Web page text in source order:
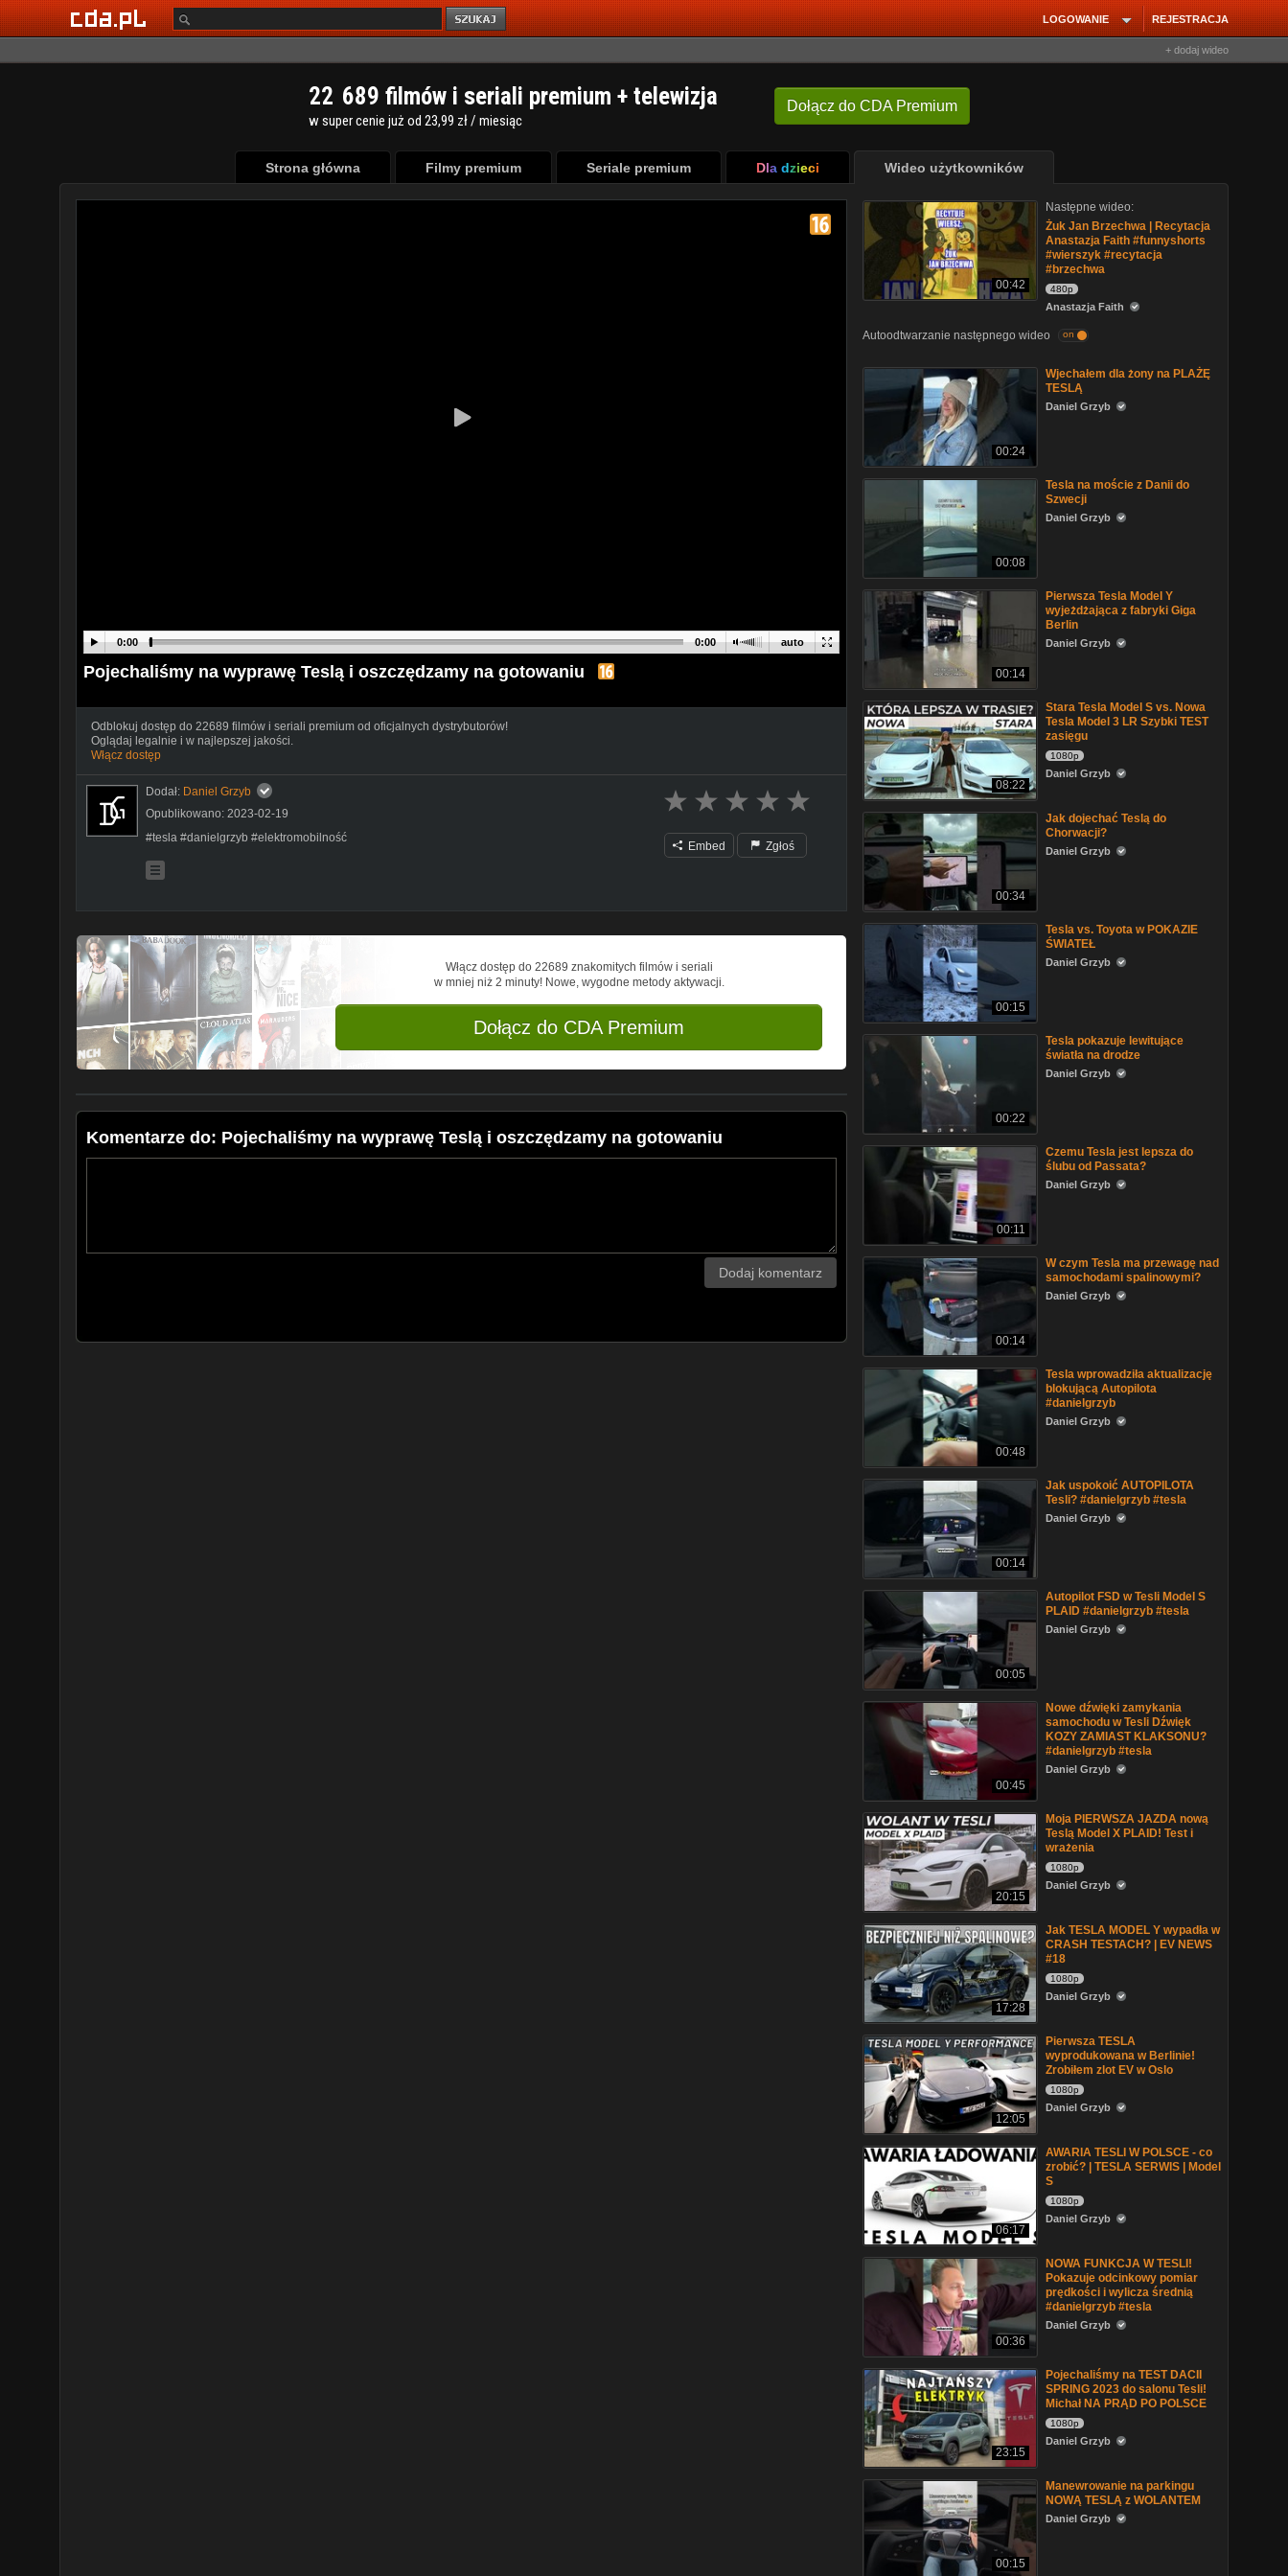
REJESTRACJA
LOGOWANIE
+ dodaj wideo
Dołącz do CDA Premium
22 689 filmów i seriali premium + telewizja
w super cenie już od 23,99 zł / miesiąc
Strona główna Filmy premium Seriale premium Dla dzieci Wideo użytkowników
auto
0:00 0:00
Pojechaliśmy na wyprawę Teslą i oszczędzamy na gotowaniu
Odblokuj dostęp do 22689 filmów i seriali premium od oficjalnych dystrybutorów!
Oglądaj legalnie i w najlepszej jakości.
Włącz dostęp
Dodał: Daniel Grzyb
Opublikowano: 2023-02-19
#tesla #danielgrzyb #elektromobilność
Embed Zgłoś
Włącz dostęp do 22689 znakomitych filmów i seriali
w mniej niż 2 minuty! Nowe, wygodne metody aktywacji.
Dołącz do CDA Premium
Komentarze do: Pojechaliśmy na wyprawę Teslą i oszczędzamy na gotowaniu
Dodaj komentarz
00:42
Następne wideo:
Żuk Jan Brzechwa | Recytacja
Anastazja Faith #funnyshorts
#wierszyk #recytacja
#brzechwa
480p
Anastazja Faith
Autoodtwarzanie następnego wideo on
00:24
Wjechałem dla żony na PLAŻĘ
TESLĄ
Daniel Grzyb
00:08
Tesla na moście z Danii do
Szwecji
Daniel Grzyb
00:14
Pierwsza Tesla Model Y
wyjeżdżająca z fabryki Giga
Berlin
Daniel Grzyb
08:22
Stara Tesla Model S vs. Nowa
Tesla Model 3 LR Szybki TEST
zasięgu
1080p
Daniel Grzyb
00:34
Jak dojechać Teslą do
Chorwacji?
Daniel Grzyb
00:15
Tesla vs. Toyota w POKAZIE
ŚWIATEŁ
Daniel Grzyb
00:22
Tesla pokazuje lewitujące
światła na drodze
Daniel Grzyb
00:11
Czemu Tesla jest lepsza do
ślubu od Passata?
Daniel Grzyb
00:14
W czym Tesla ma przewagę nad
samochodami spalinowymi?
Daniel Grzyb
00:48
Tesla wprowadziła aktualizację
blokującą Autopilota
#danielgrzyb
Daniel Grzyb
00:14
Jak uspokoić AUTOPILOTA
Tesli? #danielgrzyb #tesla
Daniel Grzyb
00:05
Autopilot FSD w Tesli Model S
PLAID #danielgrzyb #tesla
Daniel Grzyb
00:45
Nowe dźwięki zamykania
samochodu w Tesli Dźwięk
KOZY ZAMIAST KLAKSONU?
#danielgrzyb #tesla
Daniel Grzyb
20:15
Moja PIERWSZA JAZDA nową
Teslą Model X PLAID! Test i
wrażenia
1080p
Daniel Grzyb
17:28
Jak TESLA MODEL Y wypadła w
CRASH TESTACH? | EV NEWS
#18
1080p
Daniel Grzyb
12:05
Pierwsza TESLA
wyprodukowana w Berlinie!
Zrobiłem zlot EV w Oslo
1080p
Daniel Grzyb
06:17
AWARIA TESLI W POLSCE - co
zrobić? | TESLA SERWIS | Model
S
1080p
Daniel Grzyb
00:36
NOWA FUNKCJA W TESLI!
Pokazuje odcinkowy pomiar
prędkości i wylicza średnią
#danielgrzyb #tesla
Daniel Grzyb
23:15
Pojechaliśmy na TEST DACII
SPRING 2023 do salonu Tesli!
Michał NA PRĄD PO POLSCE
1080p
Daniel Grzyb
00:15
Manewrowanie na parkingu
NOWĄ TESLĄ z WOLANTEM
Daniel Grzyb